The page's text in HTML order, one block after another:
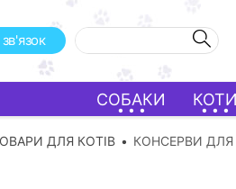
СОБАКИ КОТИ
ДЛЯ КОТІВ КОНСЕРВИ ДЛЯ